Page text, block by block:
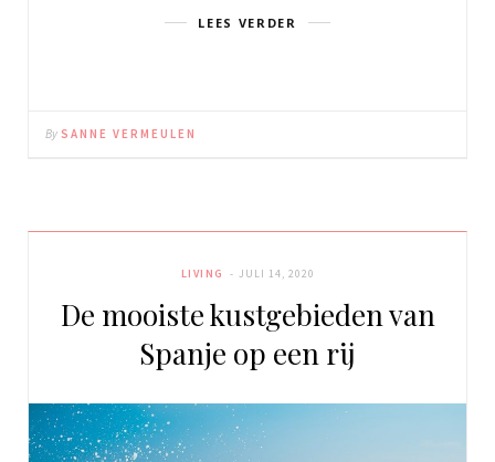
LEES VERDER
By SANNE VERMEULEN
LIVING JULI 14, 2020
De mooiste kustgebieden van
Spanje op een rij